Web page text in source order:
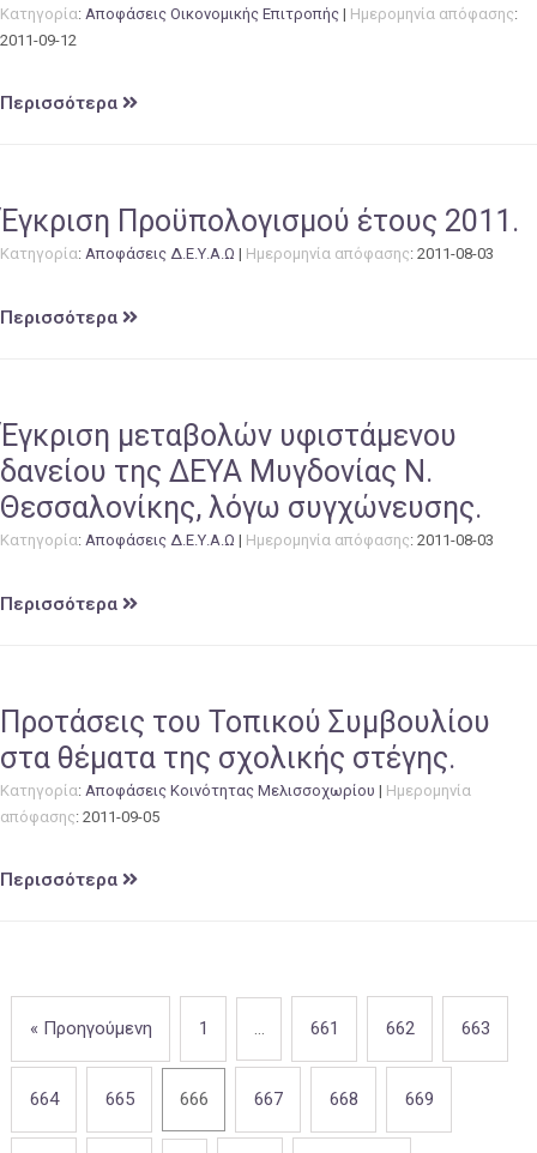
Κατηγορία: Αποφάσεις Οικονομικής Επιτροπής | Ημερομηνία απόφασης:
2011-09-12
Περισσότερα
Έγκριση Προϋπολογισμού έτους 2011.
Κατηγορία: Αποφάσεις Δ.Ε.Υ.Α.Ω | Ημερομηνία απόφασης: 2011-08-03
Περισσότερα
Έγκριση μεταβολών υφιστάμενου
δανείου της ΔΕΥΑ Μυγδονίας Ν.
Θεσσαλονίκης, λόγω συγχώνευσης.
Κατηγορία: Αποφάσεις Δ.Ε.Υ.Α.Ω | Ημερομηνία απόφασης: 2011-08-03
Περισσότερα
Προτάσεις του Τοπικού Συμβουλίου
στα θέματα της σχολικής στέγης.
Κατηγορία: Αποφάσεις Κοινότητας Μελισσοχωρίου | Ημερομηνία
απόφασης: 2011-09-05
Περισσότερα
« Προηγούμενη 1 … 661 662 663
664 665 666 667 668 669